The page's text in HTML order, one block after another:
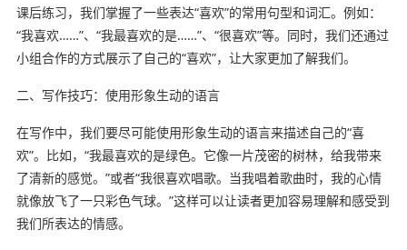
课后练习，我们掌握了一些表达“喜欢”的常用句型和词汇。例如：
“我喜欢……”、“我最喜欢的是……”、“很喜欢”等。同时，我们还通过
小组合作的方式展示了自己的“喜欢”，让大家更加了解我们。
二、写作技巧：使用形象生动的语言
在写作中，我们要尽可能使用形象生动的语言来描述自己的“喜
欢”。比如，“我最喜欢的是绿色。它像一片茂密的树林，给我带来
了清新的感觉。”或者“我很喜欢唱歌。当我唱着歌曲时，我的心情
就像放飞了一只彩色气球。”这样可以让读者更加容易理解和感受到
我们所表达的情感。